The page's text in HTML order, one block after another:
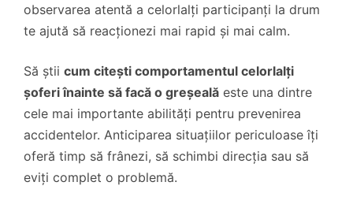
observarea atentă a celorlalți participanți la drum
te ajută să reacționezi mai rapid și mai calm.
Să știi cum citești comportamentul celorlalți
șoferi înainte să facă o greșeală este una dintre
cele mai importante abilități pentru prevenirea
accidentelor. Anticiparea situațiilor periculoase îți
oferă timp să frânezi, să schimbi direcția sau să
eviți complet o problemă.